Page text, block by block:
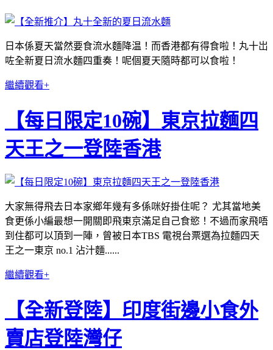
日本係夏天當然要食流水麵降温！而香港都有得食啦！丸十岀
咗全新夏日流水麵四重奏！呢個夏天隨時都可以食啦！
繼續觀看+
【每日限定10碗】東京拉麵四
天王之一登陸香港
大家無得飛去日本家鄉年幾有多係咪好掛住呢？ 尤其當地美
食更係小編最想一開關即飛東京滿足自己食慾！不過而家飛唔
到住都可以頂到一陣，曾被日本TBS 電視台票選為拉麵四天
王之一東京 no.1 沾汁麵......
繼續觀看+
【全新登陸】印度街邊小食外
賣店登陸灣仔